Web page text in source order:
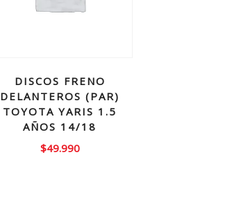
DISCOS FRENO
DELANTEROS (PAR)
TOYOTA YARIS 1.5
AÑOS 14/18
$49.990